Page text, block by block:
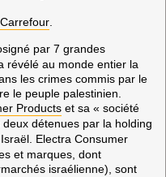
par 7 grandes
révélé au monde entier la
les crimes commis par le
le peuple palestinien.
Products et sa « société
détenues par la holding
Electra Consumer
et marques, dont
israélienne), sont